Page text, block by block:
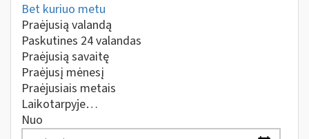
Bet kuriuo metu
Praėjusią valandą
Paskutines 24 valandas
Praėjusią savaitę
Praėjusį mėnesį
Praėjusiais metais
Laikotarpyje…
Nuo